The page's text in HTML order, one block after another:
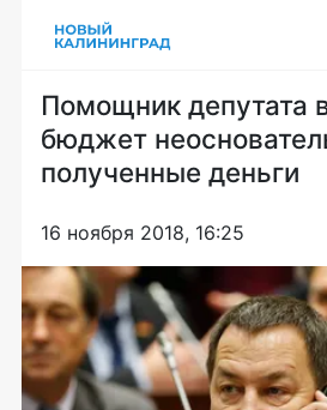
Помощник депутата
бюджет
полученные деньги
16 ноября 2018, 16:25